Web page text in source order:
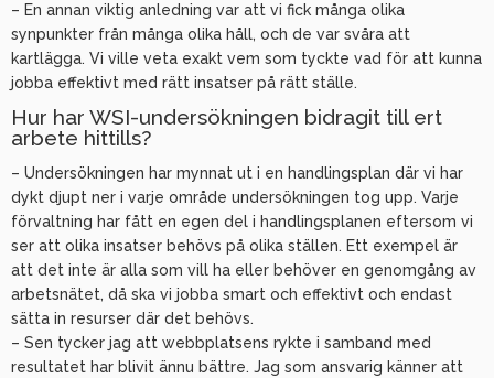
– En annan viktig anledning var att vi fick många olika
synpunkter från många olika håll, och de var svåra att
kartlägga. Vi ville veta exakt vem som tyckte vad för att kunna
jobba effektivt med rätt insatser på rätt ställe.
Hur har WSI-undersökningen bidragit till ert
arbete hittills?
– Undersökningen har mynnat ut i en handlingsplan där vi har
dykt djupt ner i varje område undersökningen tog upp. Varje
förvaltning har fått en egen del i handlingsplanen eftersom vi
ser att olika insatser behövs på olika ställen. Ett exempel är
att det inte är alla som vill ha eller behöver en genomgång av
arbetsnätet, då ska vi jobba smart och effektivt och endast
sätta in resurser där det behövs.
– Sen tycker jag att webbplatsens rykte i samband med
resultatet har blivit ännu bättre. Jag som ansvarig känner att